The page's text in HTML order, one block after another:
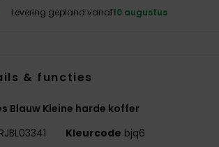
Levering gepland vanaf10 augustus
& functies
Blauw Kleine harde koffer
Kleurcode bjq6